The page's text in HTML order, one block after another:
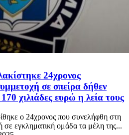
24χρονος
σε σπείρα δήθεν
χιλιάδες ευρώ η λεία τους
ο 24χρονος που συνελήφθη στη
εγκληματική ομάδα τα μέλη της...